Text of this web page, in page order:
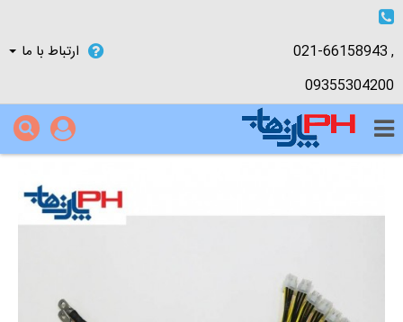
021-66158943 ,
09355304200
ارتباط با ما